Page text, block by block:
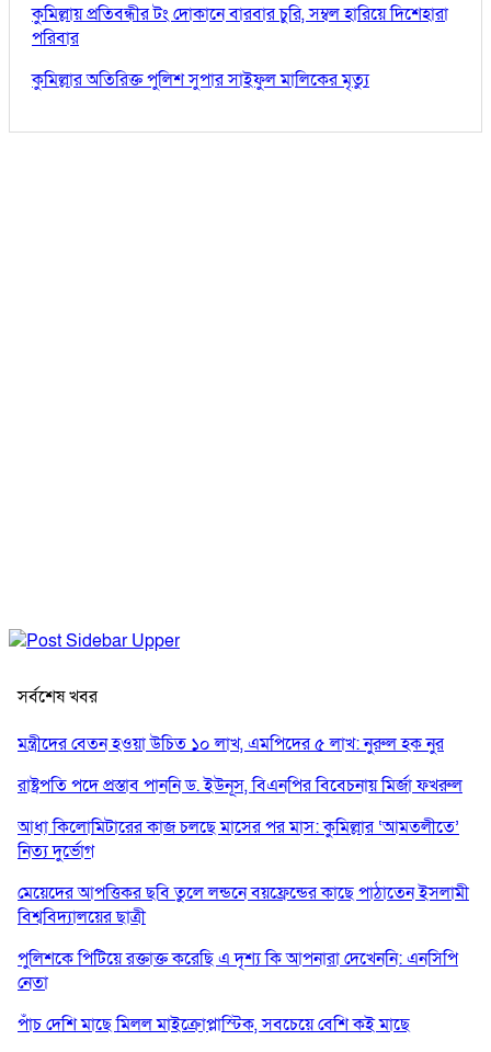
কুমিল্লায় প্রতিবন্ধীর টং দোকানে বারবার চুরি, সম্বল হারিয়ে দিশেহারা
পরিবার
কুমিল্লার অতিরিক্ত পুলিশ সুপার সাইফুল মালিকের মৃত্যু
সর্বশেষ খবর
মন্ত্রীদের বেতন হওয়া উচিত ১০ লাখ, এমপিদের ৫ লাখ: নুরুল হক নুর
রাষ্ট্রপতি পদে প্রস্তাব পাননি ড. ইউনূস, বিএনপির বিবেচনায় মির্জা ফখরুল
আধা কিলোমিটারের কাজ চলছে মাসের পর মাস: কুমিল্লার ‘আমতলীতে’
নিত্য দুর্ভোগ
মেয়েদের আপত্তিকর ছবি তুলে লন্ডনে বয়ফ্রেন্ডের কাছে পাঠাতেন ইসলামী
বিশ্ববিদ্যালয়ের ছাত্রী
পুলিশকে পিটিয়ে রক্তাক্ত করেছি এ দৃশ্য কি আপনারা দেখেননি: এনসিপি
নেতা
পাঁচ দেশি মাছে মিলল মাইক্রোপ্লাস্টিক, সবচেয়ে বেশি কই মাছে